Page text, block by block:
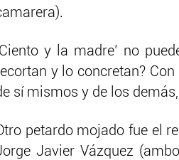
y la madre’ no
y lo concretan?
sí mismos y de los
petardo mojado fue el
Javier Vázquez